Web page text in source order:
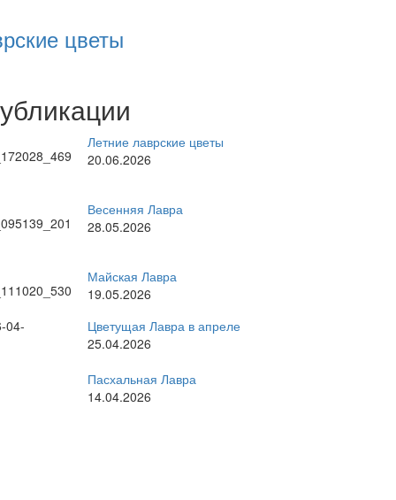
цветы
Летние лаврские цветы
20.06.2026
Весенняя Лавра
28.05.2026
Майская Лавра
19.05.2026
Цветущая Лавра в апреле
25.04.2026
Пасхальная Лавра
14.04.2026